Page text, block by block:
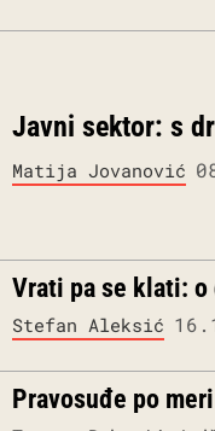
Javni sektor: s
Matija Jovanović
Vrati pa se klati:
Stefan Aleksić
Pravosuđe po